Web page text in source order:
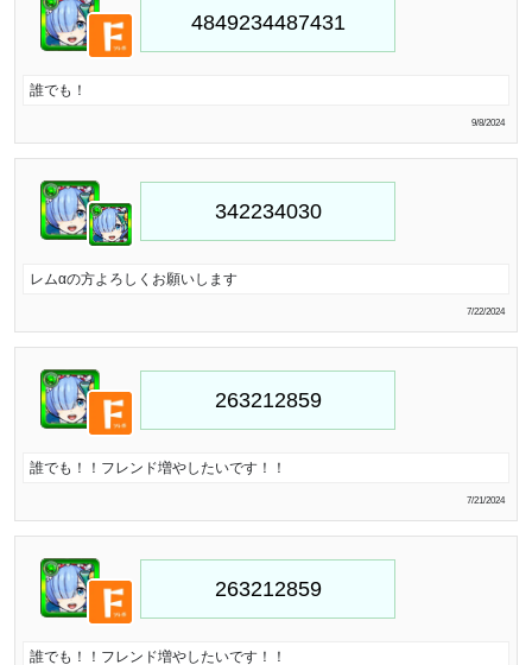
誰でも！
9/8/2024
レムαの方よろしくお願いします
7/22/2024
誰でも！！フレンド増やしたいです！！
7/21/2024
誰でも！！フレンド増やしたいです！！